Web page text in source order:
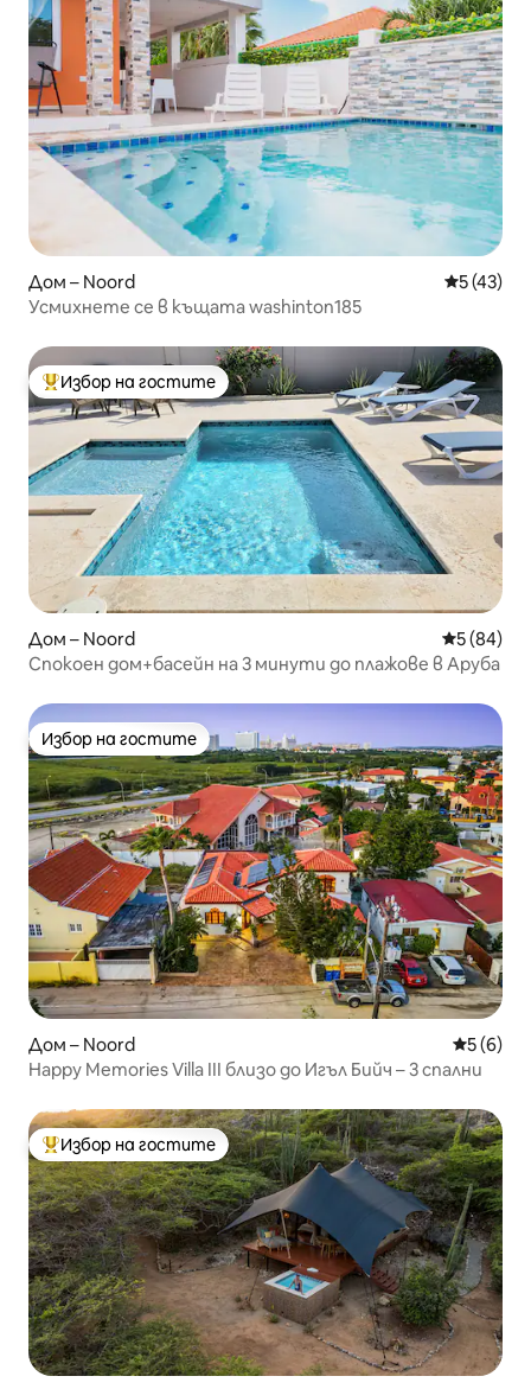
Дом – Noord Средна
5 (43)
Усмихнете се в къщата washinton185
Най-популярен избор на гостите
Избор на гостите
Дом – Noord Средна
5 (84)
Спокоен дом+басейн на 3 минути до плажове в Аруба
Избор на гостите
Избор на гостите
Дом – Noord Средна
5 (6)
Happy Memories Villa III близо до Игъл Бийч – 3 спални
Най-популярен избор на гостите
Избор на гостите